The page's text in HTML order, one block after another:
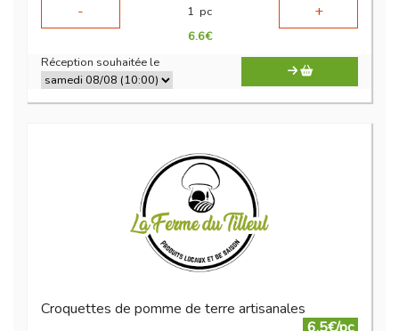
-
1 pc +
6.6€
Réception souhaitée le
Croquettes de pomme de terre artisanales